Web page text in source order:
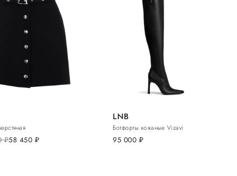
руб.58 450 руб.
LNB
Ботфорты кожаные Vizavi
95 000 руб.